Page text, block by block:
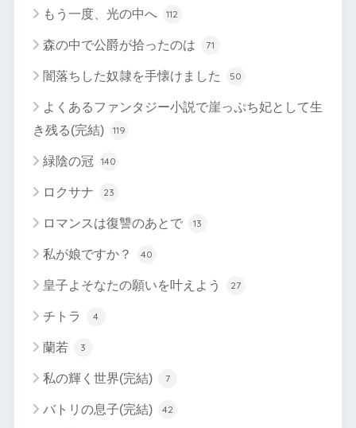
もう一度、光の中へ 112
森の中で公爵が拾ったのは 71
闇落ちした奴隷を手懐けました 50
よくあるファンタジー小説で崖っぷち妃として生
き残る(完結)
119
緑陰の冠 140
ロクサナ 23
ロマンスは復讐のあとで 13
私が娘ですか？ 40
皇子よそなたの願いを叶えよう 27
チトラ 4
蘭若 3
私の輝く世界(完結) 7
バトリの息子(完結) 42